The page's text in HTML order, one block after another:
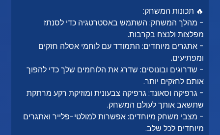
🔥 תכונות המשחק:
- מהלך המשחק: השתמש באסטרטגיה כדי לסנתז
מפלצות ולנצח בקרבות.
- אתגרים מיוחדים: התמודד עם לוחמי אסלה חזקים
ומפתיעים.
- שדרוגים ובונוסים: שדרג את הלוחמים שלך כדי להפוך
אותם לחזקים יותר.
- גרפיקה וסאונד: גרפיקה צבעונית ומוזיקת רקע מרתקת
שתשאב אותך לעולם המשחק.
- מצבי משחק מיוחדים: אפשרות למולטי-פלייר ואתגרים
מיוחדים לכל שלב.